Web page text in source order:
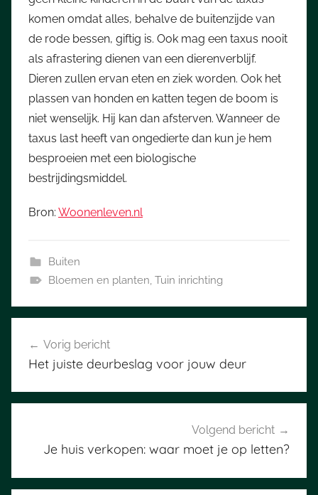
komen omdat alles, behalve de buitenzijde van
de rode bessen, giftig is. Ook mag een taxus nooit
als afrastering dienen van een dierenverblijf.
Dieren zullen ervan eten en ziek worden. Ook het
plassen van honden en katten tegen de boom is
niet wenselijk. Hij kan dan afsterven. Wanneer de
taxus last heeft van ongedierte dan kun je hem
besproeien met een biologische
bestrijdingsmiddel.
Bron: Woonenleven.nl
Buiten
Bloemen en planten Tuin inrichting
navigatie
Vorig bericht
Het juiste deurbeslag voor jouw deur
Volgend bericht
Je huis verkopen: waar moet je op letten?